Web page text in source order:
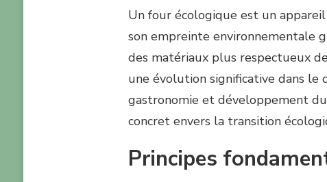
Un four écologique est un
son empreinte environnementale
des matériaux plus respectueux
une évolution significative dans le
gastronomie et développement
concret envers la transition
Principes